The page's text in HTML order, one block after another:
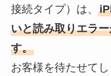
接続タイプ）は、
いと読み取りエラ
す。
お客様を待たせて